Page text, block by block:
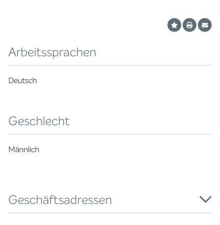
Arbeitssprachen
Deutsch
Geschlecht
Männlich
Geschäftsadressen